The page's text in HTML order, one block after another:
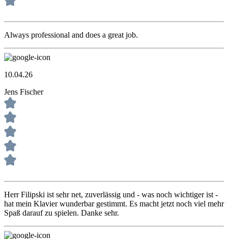
Always professional and does a great job.
10.04.26
Jens Fischer
Herr Filipski ist sehr net, zuverlässig und - was noch wichtiger ist -
hat mein Klavier wunderbar gestimmt. Es macht jetzt noch viel mehr
Spaß darauf zu spielen. Danke sehr.